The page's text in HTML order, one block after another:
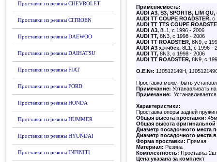
Проставки из резины CHEVROLET
Проставки из резины CITROEN
Проставки из резины DAEWOO
Проставки из резины DAIHATSU
Проставки из резины FIAT
Проставки из резины FORD
Проставки из резины HONDA
Проставки из резины HUMMER
Проставки из резины HYUNDAI
Проставки из резины INFINITI
Применяемость:
AUDI A3, S3, SPORTB, LIM QU,
AUDI TT COUPE ROADSTER, с
AUDI TT TTS COUPE
AUDI A3, 8L1, с 1996 - 2006
AUDI TT, 8N3, с 1998 - 2006
AUDI TT ROADSTER, 8N9, с
AUDI A3 хэтчбек, 8L1, с 1996 -
AUDI TT, 8N3, с 1998 - 2006
AUDI TT ROADSTER, 8N9, с
О.Е.№: 1J0512149H,
Проставка может быть
Примечание: Устанавливать
Примечание:
Характеристики:
Проставка опоры задней
Общая высота проставки:
Общая высота оригинальной
Диаметр посадочного места
Диаметр посадочного места
Форма проставки: Прямая
Материал: Резина
Комплектность: Проставка-
Цена указана за комплект